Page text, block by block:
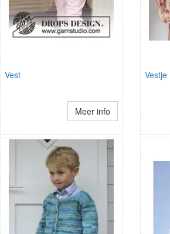
Vest
Meer info
Vestje